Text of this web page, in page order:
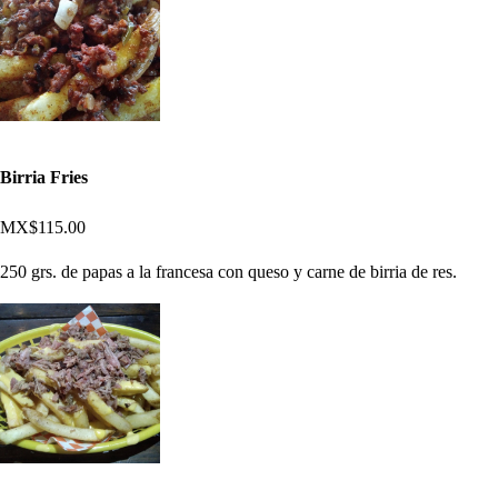
Birria Fries
MX$115.00
250 grs. de papas a la francesa con queso y carne de birria de res.